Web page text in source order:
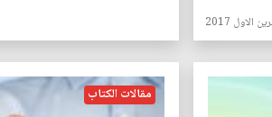
مقالات الكتاب